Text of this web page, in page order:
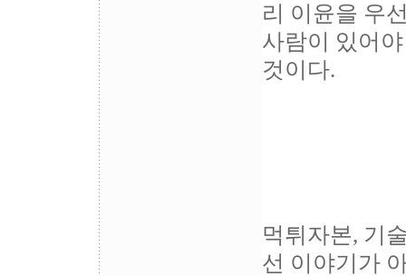
리 이윤을 우
사람이 있어
것이다.
먹튀자본, 기
선 이야기가